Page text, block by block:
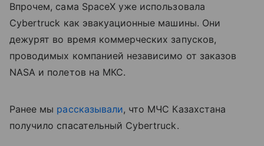
Впрочем, сама SpaceX уже использовала
Cybertruck как эвакуационные машины. Они
дежурят во время коммерческих запусков,
проводимых компанией независимо от заказов
NASA и полетов на МКС.
Ранее мы рассказывали, что МЧС Казахстана
получило спасательный Cybertruck.